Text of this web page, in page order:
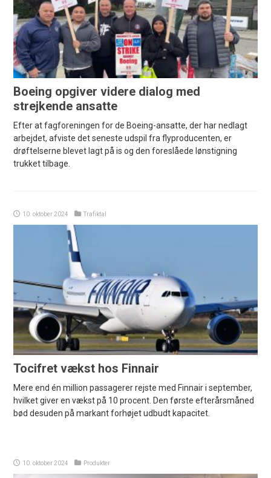
Boeing opgiver videre dialog med
strejkende ansatte
Efter at fagforeningen for de Boeing-ansatte, der har nedlagt
arbejdet, afviste det seneste udspil fra flyproducenten, er
drøftelserne blevet lagt på is og den foreslåede lønstigning
trukket tilbage.
10. oktober 2024 Trafiktal
Tocifret vækst hos Finnair
Mere end én million passagerer rejste med Finnair i september,
hvilket giver en vækst på 10 procent. Den første efterårsmåned
bød desuden på markant forhøjet udbudt kapacitet.
10. oktober 2024 Produkter